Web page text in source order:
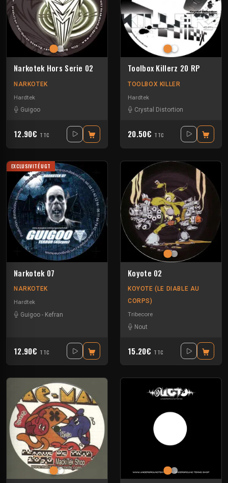
Narkotek Hors Serie 02
NARKOTEK
Hardtek
Guigoo
12.90€ TTC
Toolbox Killerz 20 RP
TOOLBOX KILLER
Hardtek
Crystal Distortion
20.50€ TTC
EXCLUSIVITÉ UGT
Narkotek 07
NARKOTEK
Hardtek
Guigoo - Kefran
12.90€ TTC
Koyote 02
KOYOTE (LE DIABLE AU
CORPS)
Tribecore
Nout
15.20€ TTC